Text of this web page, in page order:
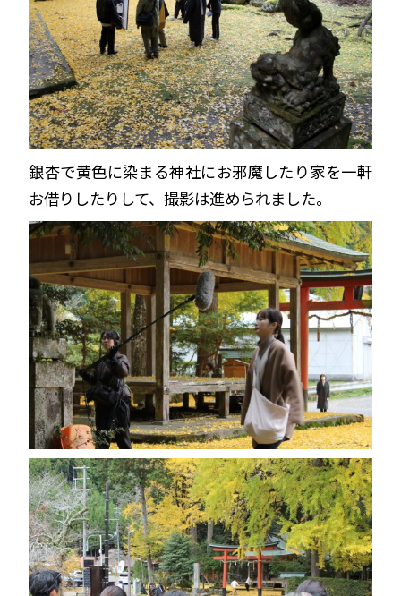
銀杏で黄色に染まる神社にお邪魔したり家を一軒
お借りしたりして、撮影は進められました。